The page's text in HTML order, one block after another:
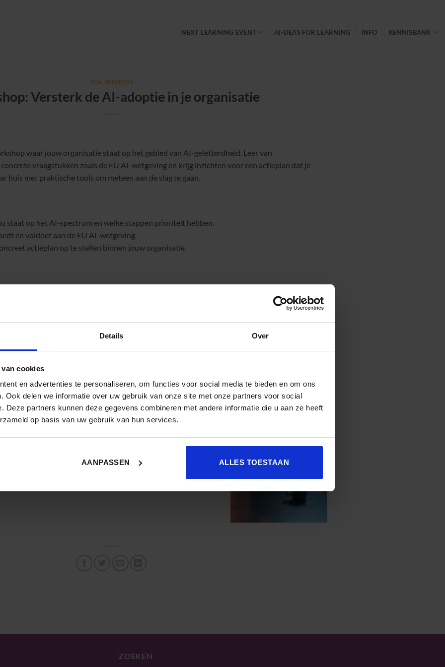
Details Over
cookies
en advertenties te personaliseren, om functies voor social media te bieden en om ons
Ook delen we informatie over uw gebruik van onze site met onze partners voor social
Deze partners kunnen deze gegevens combineren met andere informatie die u aan ze heeft
op basis van uw gebruik van hun services.
AANPASSEN ALLES TOESTAAN
NEXT LEARNING EVENT AI-DEAS FOR LEARNING INFO KENNISBANK
2026 SPREKERS
Versterk de AI-adoptie in je organisatie
waar jouw organisatie staat op het gebied van AI-geletterdheid. Leer van
vraagstukken zoals de EU AI-wetgeving en krijg inzichten voor een actieplan dat je
huis met praktische tools om meteen aan de slag te gaan.
staat op het AI-spectrum en welke stappen prioriteit hebben.
en voldoet aan de EU AI-wetgeving.
actieplan op te stellen binnen jouw organisatie.
gespecialiseerd in leertechnologie, was medeoprichter van
om het leren in het Nederlandse onderwijs te verbeteren.
chatbots, was hij finalist bij de Accenture Innovation
bedrijf en ging hij bij GoodHabitz werken. Nu past hij zijn
ZOEKEN